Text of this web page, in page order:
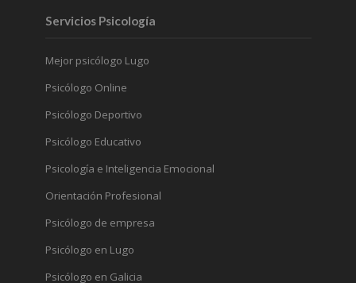
Servicios Psicología
Mejor psicólogo Lugo
Psicólogo Online
Psicólogo Deportivo
Psicólogo Educativo
Psicología e Inteligencia Emocional
Orientación Profesional
Psicólogo de empresa
Psicólogo en Lugo
Psicólogo en Galicia